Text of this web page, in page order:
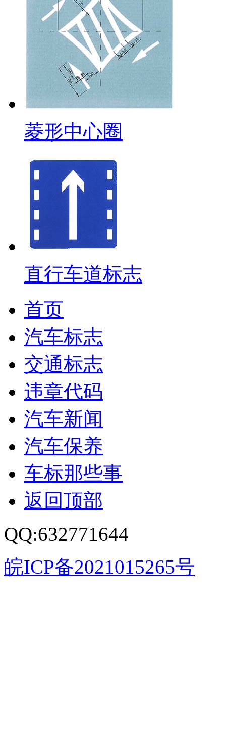
菱形中心圈
直行车道标志
首页
汽车标志
交通标志
违章代码
汽车新闻
汽车保养
车标那些事
返回顶部
QQ:632771644
皖ICP备2021015265号